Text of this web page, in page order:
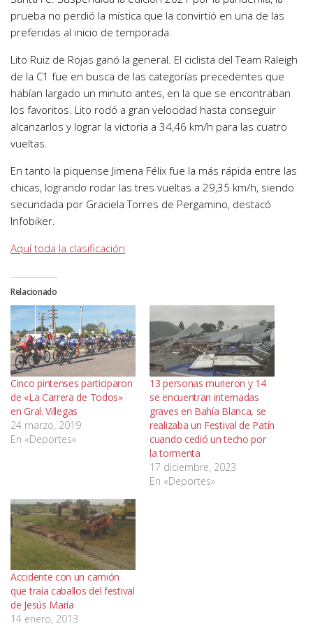
prueba no perdió la mística que la convirtió en una de las
preferidas al inicio de temporada.
Lito Ruiz de Rojas ganó la general. El ciclista del Team Raleigh
de la C1 fue en busca de las categorías precedentes que
habían largado un minuto antes, en la que se encontraban
los favoritos. Lito rodó a gran velocidad hasta conseguir
alcanzarlos y lograr la victoria a 34,46 km/h para las cuatro
vueltas.
En tanto la piquense Jimena Félix fue la más rápida entre las
chicas, logrando rodar las tres vueltas a 29,35 km/h, siendo
secundada por Graciela Torres de Pergamino, destacó
Infobiker.
Aquí toda la clasificación
Relacionado
Cinco pintenses participaron
de «La Carrera de Todos»
en Gral. Villegas
24 marzo, 2019
En «Deportes»
13 personas murieron y 14
se encuentran internadas
graves en Bahía Blanca, se
realizaba un Festival de Patín
cuando cedió un techo por
la tormenta
17 diciembre, 2023
En «Deportes»
Accidente con un camión
que traía caballos del festival
de Jesús María
14 enero, 2013